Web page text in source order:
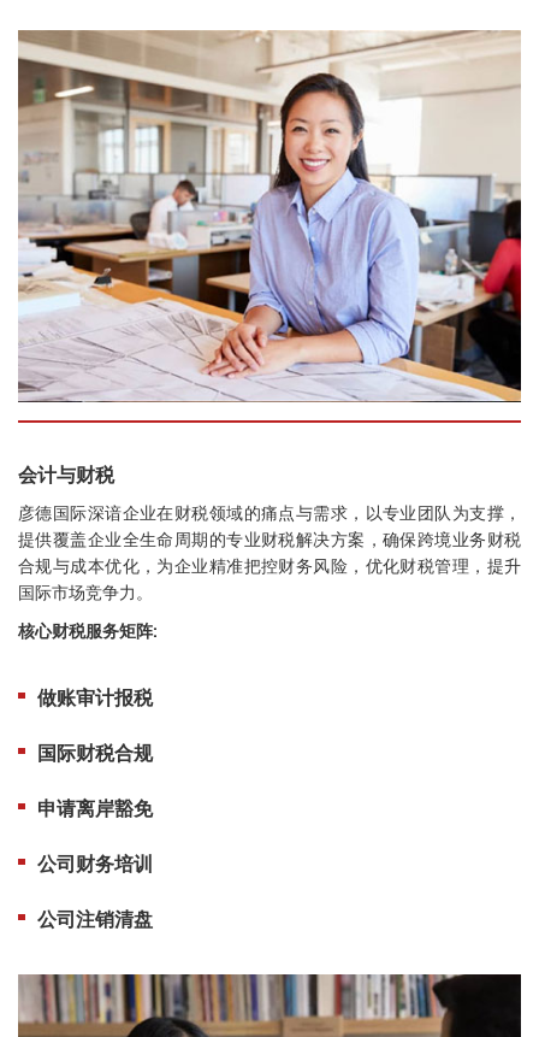
会计与财税
彦德国际深谙企业在财税领域的痛点与需求，以专业团队为支撑，
提供覆盖企业全生命周期的专业财税解决方案，确保跨境业务财税
合规与成本优化，为企业精准把控财务风险，优化财税管理，提升
国际市场竞争力。
核心财税服务矩阵:
做账审计报税
国际财税合规
申请离岸豁免
公司财务培训
公司注销清盘